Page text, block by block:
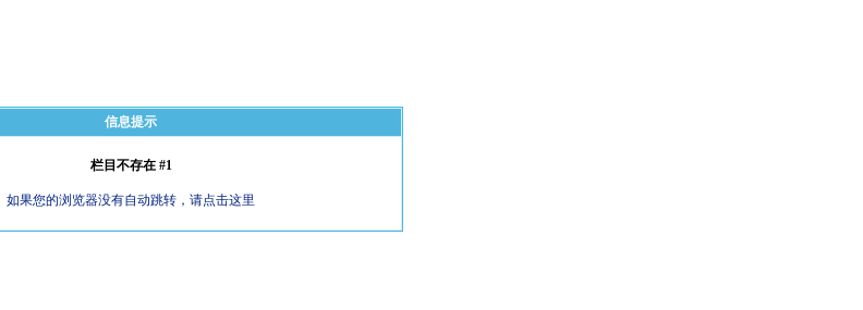
信息提示
栏目不存在 #1
如果您的浏览器没有自动跳转，请点击这里